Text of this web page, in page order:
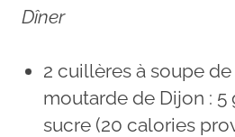
Dîner
2 cuillères à soupe
moutarde de Dijon : 5
sucre (20 calories